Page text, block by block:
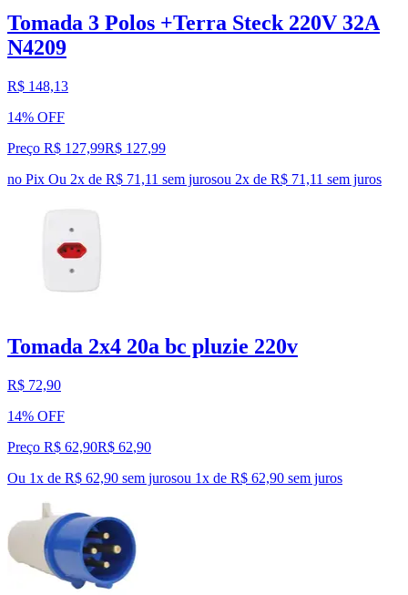
Tomada 3 Polos +Terra Steck 220V 32A
N4209
R$ 148,13
14% OFF
Preço R$ 127,99R$ 127,99
no Pix Ou 2x de R$ 71,11 sem jurosou 2x de R$ 71,11 sem juros
Tomada 2x4 20a bc pluzie 220v
R$ 72,90
14% OFF
Preço R$ 62,90R$ 62,90
Ou 1x de R$ 62,90 sem jurosou 1x de R$ 62,90 sem juros